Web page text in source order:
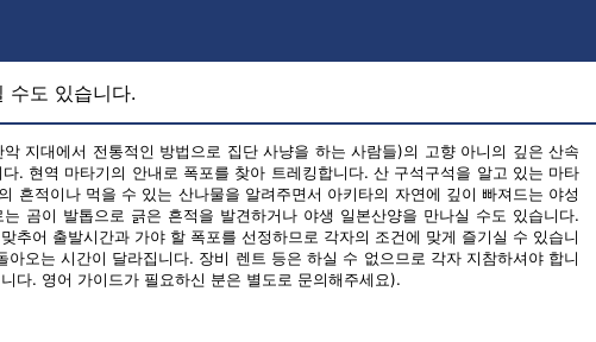
수도 있습니다.
지대에서 전통적인 방법으로 집단 사냥을 하는 사람들)의 고향 아니의 깊은 산속
. 현역 마타기의 안내로 폭포를 찾아 트레킹합니다. 산 구석구석을 알고 있는 마타
흔적이나 먹을 수 있는 산나물을 알려주면서 아키타의 자연에 깊이 빠져드는 야성
곰이 발톱으로 긁은 흔적을 발견하거나 야생 일본산양을 만나실 수도 있습니다.
추어 출발시간과 가야 할 폭포를 선정하므로 각자의 조건에 맞게 즐기실 수 있습니
아오는 시간이 달라집니다. 장비 렌트 등은 하실 수 없으므로 각자 지참하셔야 합니
다. 영어 가이드가 필요하신 분은 별도로 문의해주세요).